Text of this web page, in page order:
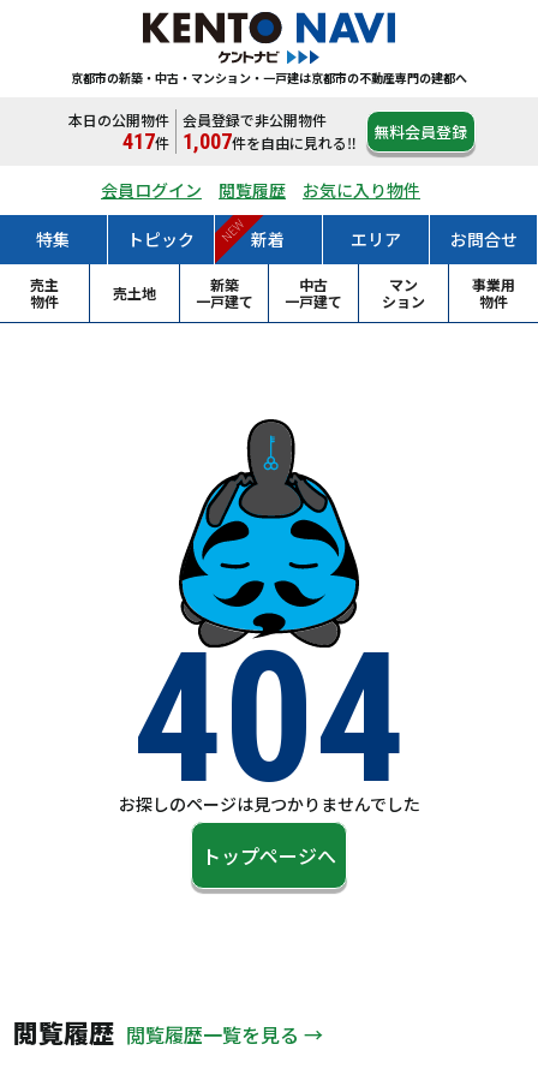
京都市の新築・中古・マンション・一戸建は京都市の不動産専門の建都へ
本日の公開物件
417件
会員登録で非公開物件
1,007件を自由に見れる‼ 無料会員登録
会員ログイン 閲覧履歴 お気に入り物件
特集 トピック 新着
NEW エリア お問合せ
売主
物件
売土地
新築
一戸建て
中古
一戸建て
マン
ション
事業用
物件
404
お探しのページは見つかりませんでした
トップページへ
閲覧履歴 閲覧履歴一覧を見る →